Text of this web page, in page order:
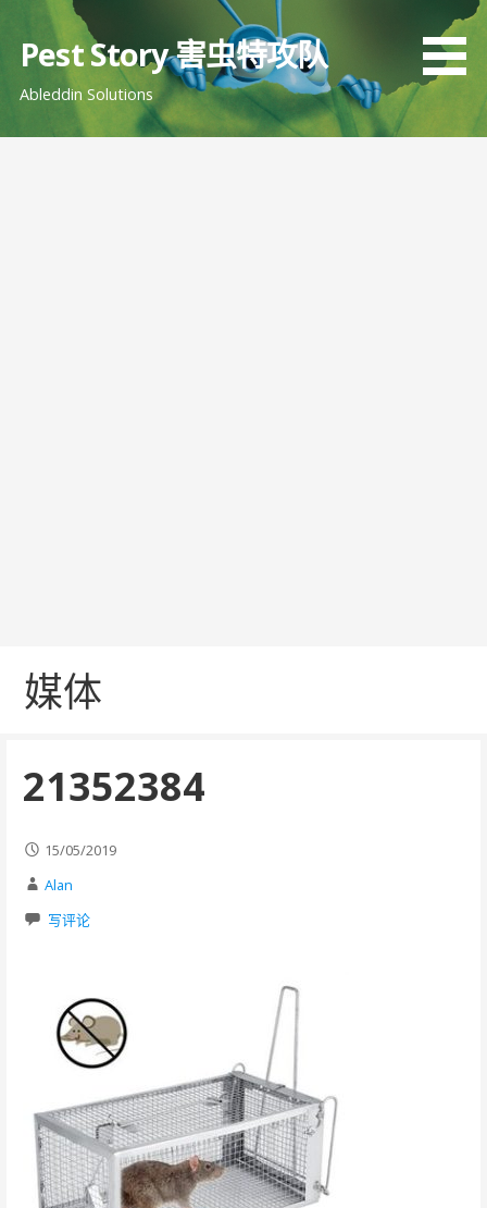
Pest Story 害虫特攻队
Ableddin Solutions
媒体
21352384
15/05/2019
Alan
写评论